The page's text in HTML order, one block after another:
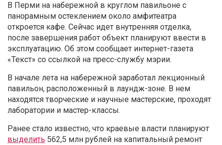
В Перми на набережной в круглом павильоне с
панорамным остеклением около амфитеатра
откроется кафе. Сейчас идет внутренняя отделка,
после завершения работ объект планируют ввести в
эксплуатацию. Об этом сообщает интернет-газета
«Текст» со ссылкой на пресс-службу мэрии.
В начале лета на набережной заработал лекционный
павильон, расположенный в лаундж-зоне. В нем
находятся творческие и научные мастерские, проходят
лаборатории и мастер-классы.
Ранее стало известно, что краевые власти планируют
выделить 562,5 млн рублей на капитальный ремонт